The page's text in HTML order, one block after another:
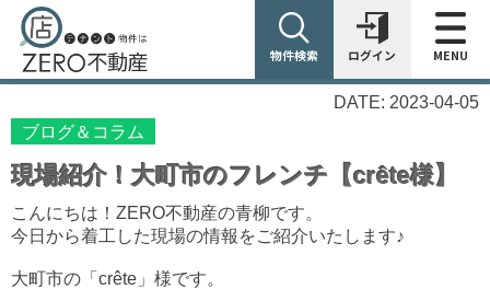
物件検索 ログイン MENU
DATE: 2023-04-05
ブログ＆コラム
現場紹介！大町市のフレンチ【crête様】
こんにちは！ZERO不動産の青柳です。
今日から着工した現場の情報をご紹介いたします♪
大町市の「crête」様です。